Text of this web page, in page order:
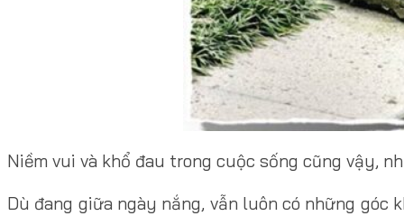
Niềm vui và khổ đau trong cuộc sống cũng vậy,
Dù đang giữa ngày nắng, vẫn luôn có những